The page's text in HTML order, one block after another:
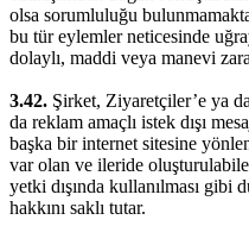
olsa sorumluluğu
bu tür eylemler neticesinde
dolaylı, maddi veya manevi
3.42. Şirket, Ziyaretçiler’e ya
da reklam amaçlı istek dışı
başka bir internet sitesine
var olan ve ileride
yetki dışında kullanılması
hakkını saklı tutar.